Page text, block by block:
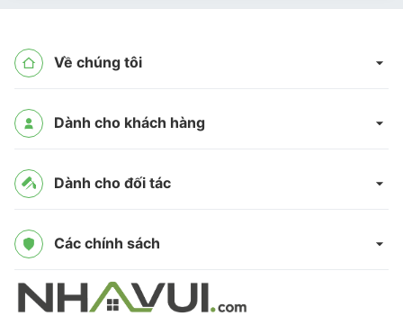
Về chúng tôi
Dành cho khách hàng
Dành cho đối tác
Các chính sách